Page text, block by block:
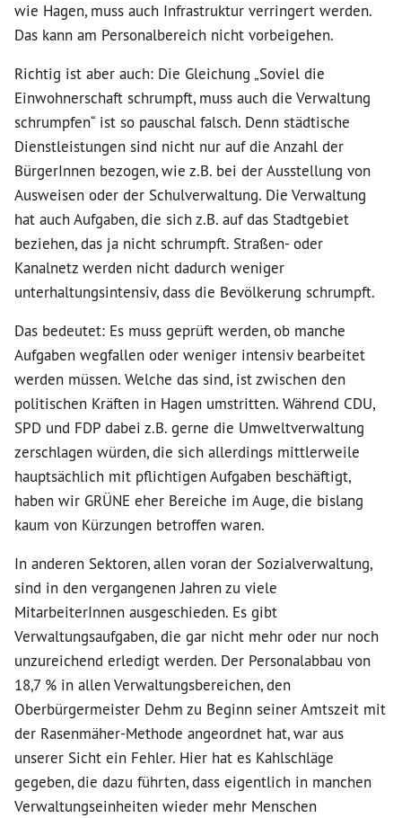
wie Hagen, muss auch Infrastruktur verringert werden.
Das kann am Personalbereich nicht vorbeigehen.
Richtig ist aber auch: Die Gleichung „Soviel die
Einwohnerschaft schrumpft, muss auch die Verwaltung
schrumpfen“ ist so pauschal falsch. Denn städtische
Dienstleistungen sind nicht nur auf die Anzahl der
BürgerInnen bezogen, wie z.B. bei der Ausstellung von
Ausweisen oder der Schulverwaltung. Die Verwaltung
hat auch Aufgaben, die sich z.B. auf das Stadtgebiet
beziehen, das ja nicht schrumpft. Straßen- oder
Kanalnetz werden nicht dadurch weniger
unterhaltungsintensiv, dass die Bevölkerung schrumpft.
Das bedeutet: Es muss geprüft werden, ob manche
Aufgaben wegfallen oder weniger intensiv bearbeitet
werden müssen. Welche das sind, ist zwischen den
politischen Kräften in Hagen umstritten. Während CDU,
SPD und FDP dabei z.B. gerne die Umweltverwaltung
zerschlagen würden, die sich allerdings mittlerweile
hauptsächlich mit pflichtigen Aufgaben beschäftigt,
haben wir GRÜNE eher Bereiche im Auge, die bislang
kaum von Kürzungen betroffen waren.
In anderen Sektoren, allen voran der Sozialverwaltung,
sind in den vergangenen Jahren zu viele
MitarbeiterInnen ausgeschieden. Es gibt
Verwaltungsaufgaben, die gar nicht mehr oder nur noch
unzureichend erledigt werden. Der Personalabbau von
18,7 % in allen Verwaltungsbereichen, den
Oberbürgermeister Dehm zu Beginn seiner Amtszeit mit
der Rasenmäher-Methode angeordnet hat, war aus
unserer Sicht ein Fehler. Hier hat es Kahlschläge
gegeben, die dazu führten, dass eigentlich in manchen
Verwaltungseinheiten wieder mehr Menschen